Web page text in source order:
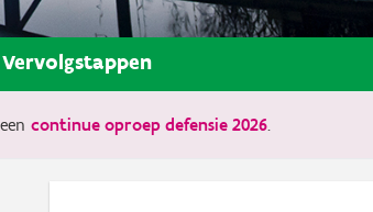
Vervolgstappen
continue oproep defensie 2026